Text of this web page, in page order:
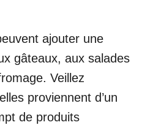
ajouter une
gâteaux, aux salades
Veillez
proviennent d’un
de produits